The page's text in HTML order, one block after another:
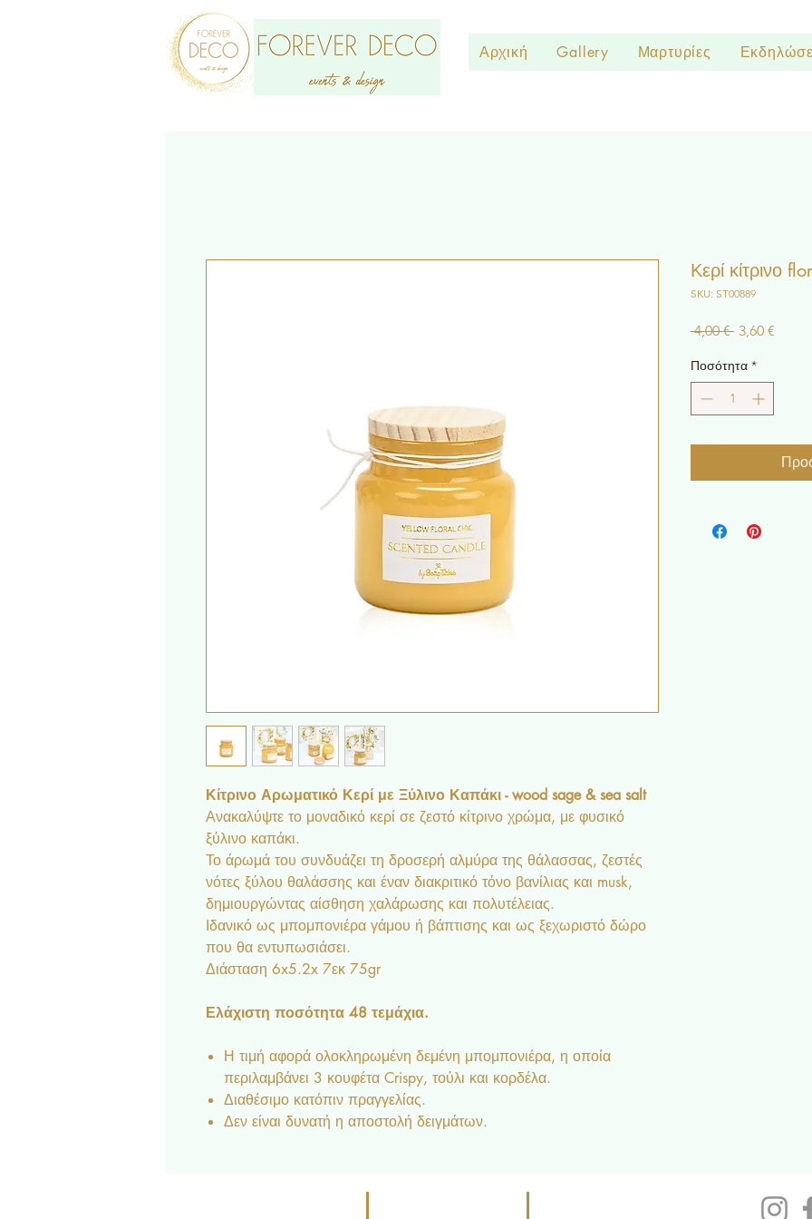
Αρχική Gallery Μαρτυρίες
Κίτρινο Αρωματικό Κερί με Ξύλινο Καπάκι - wood sage & sea salt
Ανακαλύψτε το μοναδικό κερί σε ζεστό κίτρινο χρώμα, με φυσικό
ξύλινο καπάκι.
Το άρωμά του συνδυάζει τη δροσερή αλμύρα της θάλασσας, ζεστές
νότες ξύλου θαλάσσης και έναν διακριτικό τόνο βανίλιας και musk,
δημιουργώντας αίσθηση χαλάρωσης και πολυτέλειας.
Ιδανικό ως μπομπονιέρα γάμου ή βάπτισης και ως ξεχωριστό δώρο
που θα εντυπωσιάσει.
Διάσταση 6x5.2x 7εκ 75gr
Ελάχιστη ποσότητα 48 τεμάχια.
Η τιμή αφορά ολοκληρωμένη δεμένη μπομπονιέρα, η οποία
περιλαμβάνει 3 κουφέτα Crispy, τούλι και κορδέλα.
Διαθέσιμο κατόπιν πραγγελίας.
Δεν είναι δυνατή η αποστολή δειγμάτων.
Κερί κίτρινο
SKU: ST00889
4,00 € Κανονική
3,60 €
Ποσότητα *